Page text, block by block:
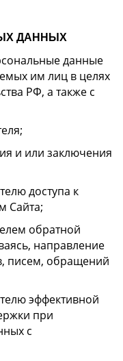
ДАННЫХ
данные
им лиц в целях
РФ, а также с
и или заключения
доступа к
Сайта;
обратной
направление
писем, обращений
эффективной
при
с